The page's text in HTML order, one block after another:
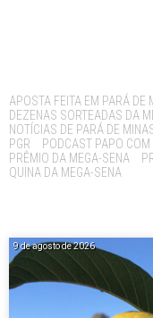
Tags:
APOSTA FEITA EM PARÁ DE
DEZENAS SORTEADAS DA
NOTÍCIAS DE PARÁ DE
PGR
PODCAST PAPO
PRÊMIO DA MEGA-SENA
QUINA DA MEGA-SENA
9 de agosto de 2026